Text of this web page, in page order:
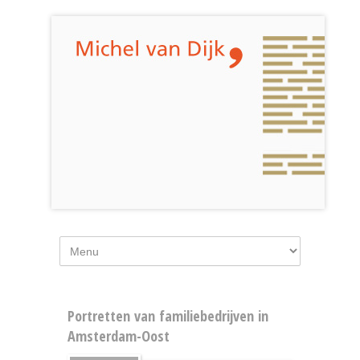
Portretten van familiebedrijven in
Amsterdam-Oost